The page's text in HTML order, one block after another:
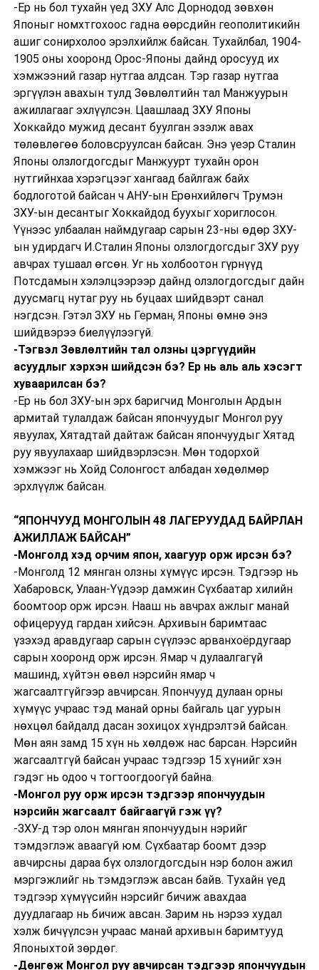
-Ер нь бол тухайн үед ЗХУ Алс Дорнодод зөвхөн
Японыг номхтгохоос гадна өөрсдийн геополитикийн
ашиг сонирхолоо эрэлхийлж байсан. Тухайлбал, 1904-
1905 оны хооронд Орос-Японы дайнд оросууд их
хэмжээний газар нутгаа алдсан. Тэр газар нутгаа
эргүүлэн авахын тулд Зөвлөлтийн тал Манжуурын
ажиллагааг эхлүүлсэн. Цаашлаад ЗХУ Японы
Хоккайдо мужид десант буулган эзэлж авах
төлөвлөгөө боловсруулсан байсан. Энэ үеэр Сталин
Японы олзлогдогсдыг Манжуурт тухайн орон
нутгийнхаа хэрэгцээг хангаад байлгаж байх
бодлоготой байсан ч АНУ-ын Ерөнхийлөгч Трумэн
ЗХУ-ын десантыг Хоккайдод буухыг хориглосон.
Үүнээс улбаалан наймдугаар сарын 23-ны өдөр ЗХУ-
ын удирдагч И.Сталин Японы олзлогдогсдыг ЗХУ руу
авчрах тушаал өгсөн. Уг нь холбоотон гүрнүүд
Потсдамын хэлэлцээрээр дайнд олзлогдогсдыг дайн
дуусмагц нутаг руу нь буцаах шийдвэрт санал
нэгдсэн. Гэтэл ЗХУ нь Герман, Японы өмнө энэ
шийдвэрээ биелүүлээгүй.
-Тэгвэл Зөвлөлтийн тал олзны цэргүүдийн
асуудлыг хэрхэн шийдсэн бэ? Ер нь аль аль хэсэгт
хуваарилсан бэ?
-Ер нь бол ЗХУ-ын эрх баригчид Монголын Ардын
армитай тулалдаж байсан япончуудыг Монгол руу
явуулах, Хятадтай дайтаж байсан япончуудыг Хятад
руу явуулахаар шийдвэрлэсэн. Мөн тодорхой
хэмжээг нь Хойд Солонгост албадан хөдөлмөр
эрхлүүлж байсан.
“ЯПОНЧУУД МОНГОЛЫН 48 ЛАГЕРУУДАД БАЙРЛАН
АЖИЛЛАЖ БАЙСАН”
-Монголд хэд орчим япон, хаагуур орж ирсэн бэ?
-Монголд 12 мянган олзны хүмүүс ирсэн. Тэдгээр нь
Хабаровск, Улаан-Үүдээр дамжин Сүхбаатар хилийн
боомтоор орж ирсэн. Нааш нь авчрах ажлыг манай
офицерууд гардан хийсэн. Архивын баримтаас
үзэхэд аравдугаар сарын сүүлээс арванхоёрдугаар
сарын хооронд орж ирсэн. Ямар ч дулаалгагүй
машинд, хүйтэн өвөл нэрсийн ямар ч
жагсаалтгүйгээр авчирсан. Япончууд дулаан орны
хүмүүс учраас тэд манай орны байгаль цаг уурын
нөхцөл байдалд дасан зохицох хүндрэлтэй байсан.
Мөн аян замд 15 хүн нь хөлдөж нас барсан. Нэрсийн
жагсаалтгүй байсан учраас тэдгээр 15 хүнийг хэн
гэдэг нь одоо ч тогтоогдоогүй байна.
-Монгол руу орж ирсэн тэдгээр япончуудын
нэрсийн жагсаалт байгаагүй гэж үү?
-ЗХУ-д тэр олон мянган япончуудын нэрийг
тэмдэглэж аваагүй юм. Сүхбаатар боомт дээр
авчирсны дараа бүх олзлогдогсдын нэр болон ажил
мэргэжлийг нь тэмдэглэж авсан байв. Тухайн үед
тэдгээр хүмүүсийн нэрсийг бичиж авахдаа
дуудлагаар нь бичиж авсан. Зарим нь нэрээ худал
хэлж бичүүлсэн учраас манай архивын баримтууд
Японыхтой зөрдөг.
-Дөнгөж Монгол руу авчирсан тэдгээр япончуудын